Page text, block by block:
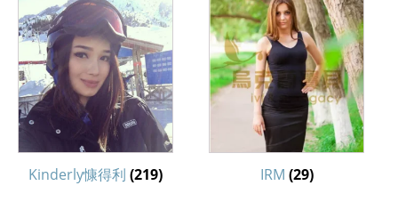
Kinderly慷得利(219) IRM (29)